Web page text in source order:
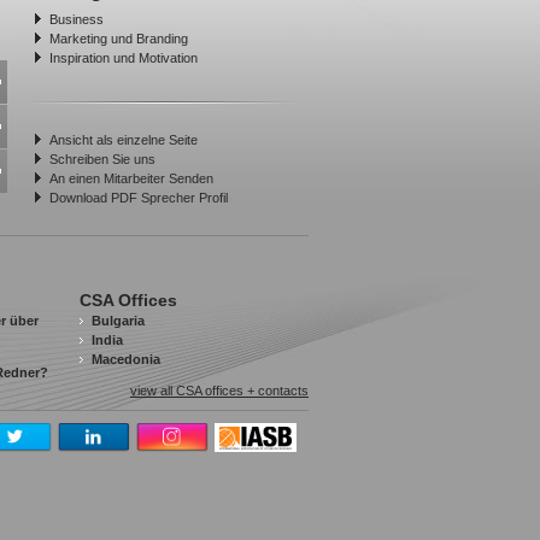
Business
Marketing und Branding
Inspiration und Motivation
Ansicht als einzelne Seite
Schreiben Sie uns
An einen Mitarbeiter Senden
Download PDF Sprecher Profil
über
CSA Offices
Bulgaria
India
Macedonia
view all CSA offices + contacts